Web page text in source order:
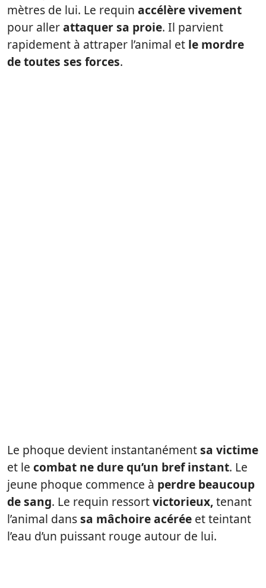
mètres de lui. Le requin accélère vivement
pour allerattaquer sa proie. Il parvient
rapidement à attraper l’animal et le mordre
de toutes ses forces.
Le phoque devient instantanémentsa victime
et le combat ne dure qu’un bref instant. Le
jeune phoque commence à perdre beaucoup
de sang. Le requin ressortvictorieux,tenant
l’animal danssa mâchoire acérée et teintant
l’eau d’un puissant rouge autour de lui.